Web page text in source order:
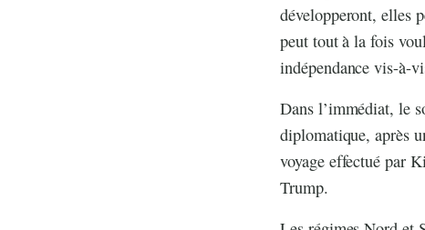
développeront, elles
peut tout à la fois
indépendance vis-à-
Dans l’immédiat, le
diplomatique, après
voyage effectué par
Trump.